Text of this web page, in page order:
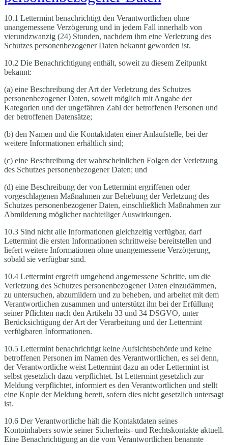
10.1 Lettermint benachrichtigt den Verantwortlichen ohne
unangemessene Verzögerung und in jedem Fall innerhalb von
vierundzwanzig (24) Stunden, nachdem ihm eine Verletzung des
Schutzes personenbezogener Daten bekannt geworden ist.
10.2 Die Benachrichtigung enthält, soweit zu diesem Zeitpunkt
bekannt:
(a) eine Beschreibung der Art der Verletzung des Schutzes
personenbezogener Daten, soweit möglich mit Angabe der
Kategorien und der ungefähren Zahl der betroffenen Personen und
der betroffenen Datensätze;
(b) den Namen und die Kontaktdaten einer Anlaufstelle, bei der
weitere Informationen erhältlich sind;
(c) eine Beschreibung der wahrscheinlichen Folgen der Verletzung
des Schutzes personenbezogener Daten; und
(d) eine Beschreibung der von Lettermint ergriffenen oder
vorgeschlagenen Maßnahmen zur Behebung der Verletzung des
Schutzes personenbezogener Daten, einschließlich Maßnahmen zur
Abmilderung möglicher nachteiliger Auswirkungen.
10.3 Sind nicht alle Informationen gleichzeitig verfügbar, darf
Lettermint die ersten Informationen schrittweise bereitstellen und
liefert weitere Informationen ohne unangemessene Verzögerung,
sobald sie verfügbar sind.
10.4 Lettermint ergreift umgehend angemessene Schritte, um die
Verletzung des Schutzes personenbezogener Daten einzudämmen,
zu untersuchen, abzumildern und zu beheben, und arbeitet mit dem
Verantwortlichen zusammen und unterstützt ihn bei der Erfüllung
seiner Pflichten nach den Artikeln 33 und 34 DSGVO, unter
Berücksichtigung der Art der Verarbeitung und der Lettermint
verfügbaren Informationen.
10.5 Lettermint benachrichtigt keine Aufsichtsbehörde und keine
betroffenen Personen im Namen des Verantwortlichen, es sei denn,
der Verantwortliche weist Lettermint dazu an oder Lettermint ist
selbst gesetzlich dazu verpflichtet. Ist Lettermint gesetzlich zur
Meldung verpflichtet, informiert es den Verantwortlichen und stellt
eine Kopie der Meldung bereit, sofern dies nicht gesetzlich untersagt
ist.
10.6 Der Verantwortliche hält die Kontaktdaten seines
Kontoinhabers sowie seiner Sicherheits- und Rechtskontakte aktuell.
Eine Benachrichtigung an die vom Verantwortlichen benannte